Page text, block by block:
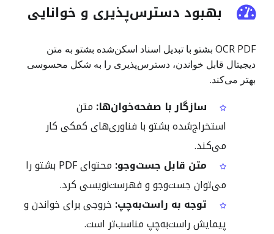
بهبود دسترس‌پذیری و خوانایی
OCR PDF بشتو با تبدیل اسناد اسکن‌شده بشتو به متن
دیجیتال قابل خواندن، دسترس‌پذیری را به شکل محسوسی
بهتر می‌کند.
سازگار با صفحه‌خوان‌ها: متن
استخراج‌شده بشتو با فناوری‌های کمکی کار
می‌کند.
متن قابل جست‌وجو:
محتوای PDF بشتو را
می‌توان جست‌وجو و فهرست‌نویسی کرد.
توجه به راست‌به‌چپ: خروجی برای خواندن و
پیمایش راست‌به‌چپ مناسب‌تر است.